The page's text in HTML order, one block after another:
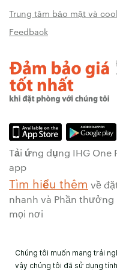
Trung tâm bảo mật và
Feedback
Tải ứng dụng IHG One
app
Tìm hiểu thêm về
nhanh và Phần thưởng
mọi nơi
Chúng tôi muốn mang trải
vậy chúng tôi đã sử dụng